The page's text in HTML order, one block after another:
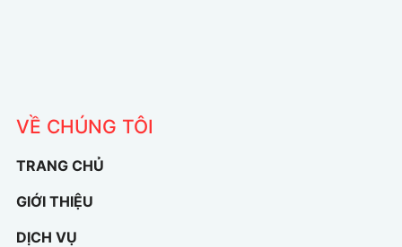
VỀ CHÚNG TÔI
TRANG CHỦ
GIỚI THIỆU
DỊCH VỤ